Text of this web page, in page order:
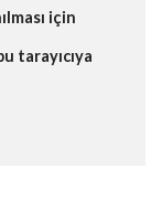
için
tarayıcıya